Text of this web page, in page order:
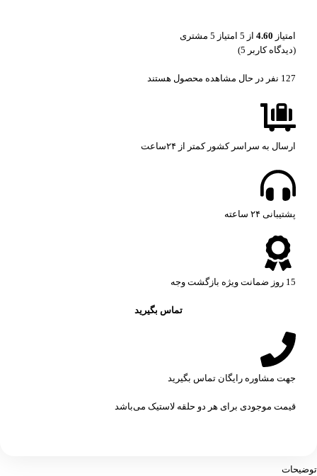
امتیاز 4.60 از 5 امتیاز 5 مشتری
(دیدگاه کاربر 5
)
127 نفر در حال مشاهده محصول هستند
ارسال به سراسر کشور کمتر از ۲۴ساعت
پشتیبانی ۲۴ ساعته​
15 روز ضمانت ویژه بازگشت وجه
تماس بگیرید
جهت مشاوره رایگان تماس بگیرید
قیمت موجودی برای هر دو حلقه لاستیک می‌باشد
توضیحات